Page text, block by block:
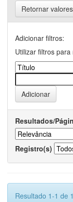
Retornar valores
Adicionar filtros:
Utilizar filtros
Resultados/
Registro(s)
Resultado 1-1 de